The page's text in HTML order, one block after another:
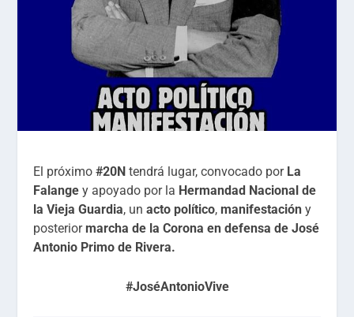
El próximo#20N tendrá lugar, convocado por La
Falange y apoyado por la Hermandad Nacional de
la Vieja Guardia, unacto político,manifestación y
posteriormarcha de la Corona en defensa de José
Antonio Primo de Rivera.
#JoséAntonioVive